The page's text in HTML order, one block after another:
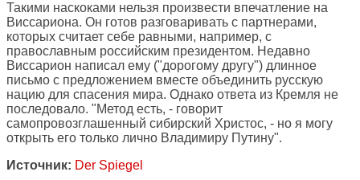
Такими наскоками нельзя произвести впечатление на
Виссариона. Он готов разговаривать с партнерами,
которых считает себе равными, например, с
православным российским президентом. Недавно
Виссарион написал ему ("дорогому другу") длинное
письмо с предложением вместе объединить русскую
нацию для спасения мира. Однако ответа из Кремля не
последовало. "Метод есть, - говорит
самопровозглашенный сибирский Христос, - но я могу
открыть его только лично Владимиру Путину".
Источник: Der Spiegel